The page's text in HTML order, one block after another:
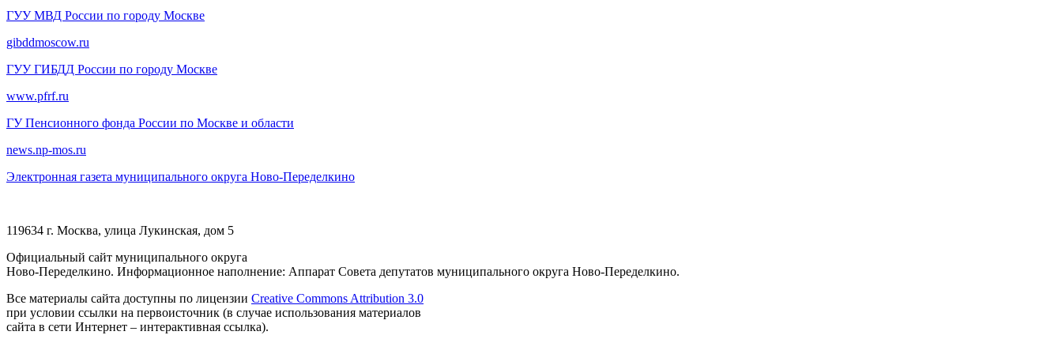
ГУУ МВД России по городу Москве
gibddmoscow.ru
ГУУ ГИБДД России по городу Москве
www.pfrf.ru
ГУ Пенсионного фонда России по Москве и области
news.np-mos.ru
Электронная газета муниципального округа Ново-Переделкино
119634 г. Москва, улица Лукинская, дом 5
Официальный сайт муниципального округа
Ново-Переделкино. Информационное наполнение: Аппарат Совета депутатов муниципального округа Ново-Переделкино.
Все материалы сайта доступны по лицензии Creative Commons Attribution 3.0
при условии ссылки на первоисточник (в случае использования материалов
сайта в сети Интернет – интерактивная ссылка).